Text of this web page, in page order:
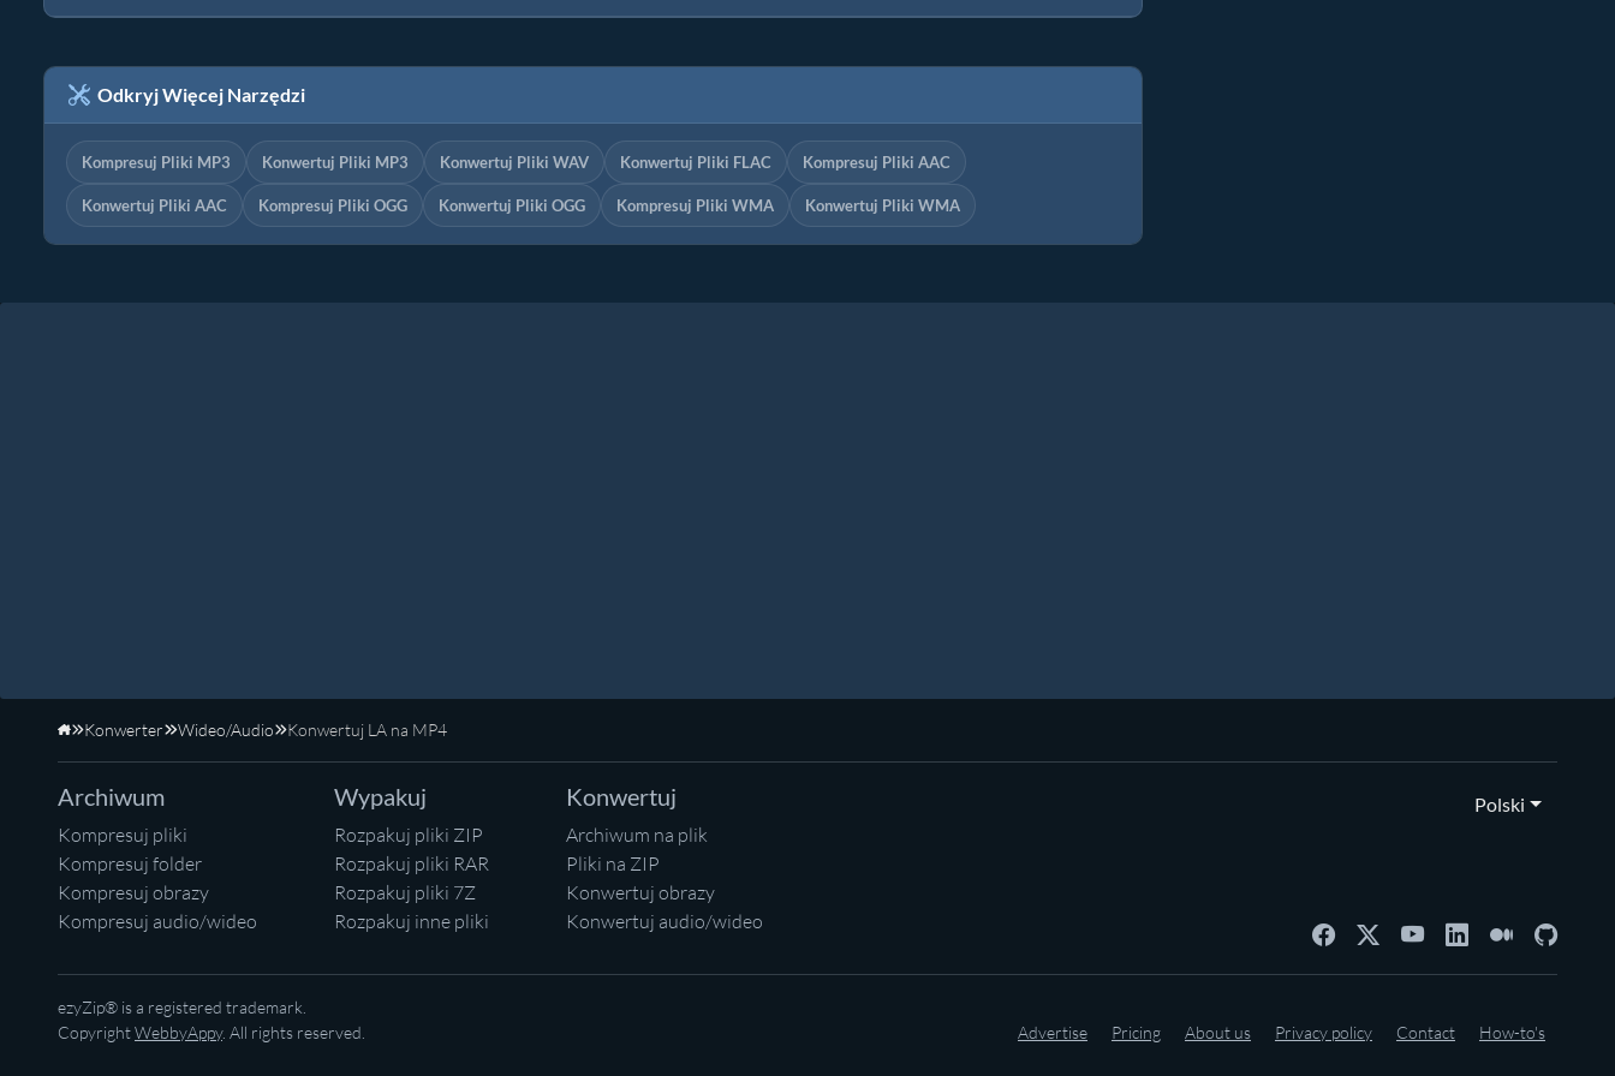
Odkryj Więcej Narzędzi
Kompresuj Pliki MP3 Konwertuj Pliki MP3 Konwertuj Pliki WAV Konwertuj Pliki FLAC Kompresuj Pliki AAC
Konwertuj Pliki AAC Kompresuj Pliki OGG Konwertuj Pliki OGG Kompresuj Pliki WMA Konwertuj Pliki WMA
Strona główna
Konwerter Wideo/Audio Konwertuj LA na MP4
Archiwum
Kompresuj pliki
Kompresuj folder
Kompresuj obrazy
Kompresuj audio/wideo
Wypakuj
Rozpakuj pliki ZIP
Rozpakuj pliki RAR
Rozpakuj pliki 7Z
Rozpakuj inne pliki
Konwertuj
Archiwum na plik
Pliki na ZIP
Konwertuj obrazy
Konwertuj audio/wideo
Polski
ezyZip® is a registered trademark.
CopyrightWebbyAppy. All rights reserved. Advertise Pricing About us Privacy policy Contact How-to's